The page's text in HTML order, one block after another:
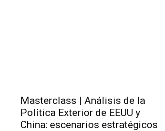
Masterclass | Análisis de la
Política Exterior de EEUU y
China: escenarios estratégicos